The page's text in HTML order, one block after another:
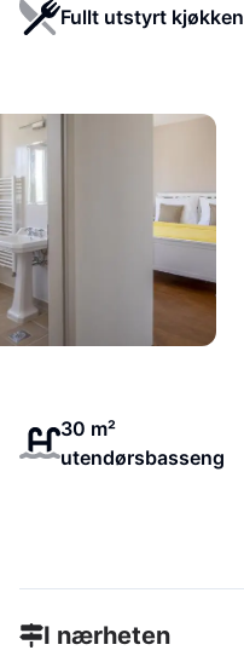
Fullt utstyrt kjøkken
30 m²
utendørsbasseng
I nærheten